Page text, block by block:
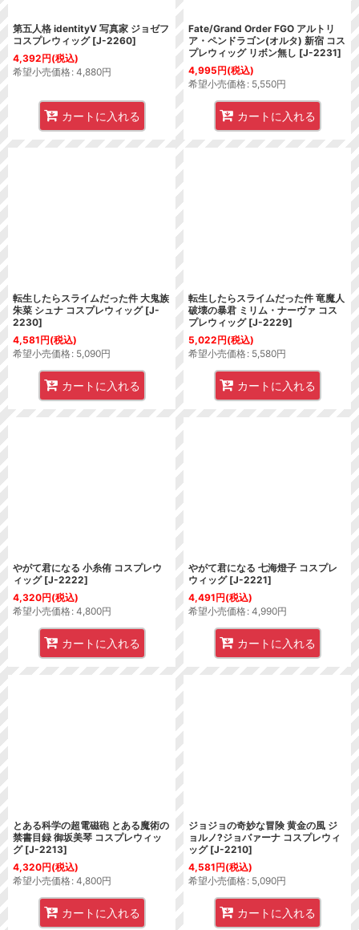
第五人格 identityV 写真家 ジョゼフ
コスプレウィッグ [J-2260]
4,392円(税込)
希望小売価格: 4,880円
カートに入れる
Fate/Grand Order FGO アルトリ
ア・ペンドラゴン(オルタ) 新宿 コス
プレウィッグ リボン無し [J-2231]
4,995円(税込)
希望小売価格: 5,550円
カートに入れる
転生したらスライムだった件 大鬼族
朱菜 シュナ コスプレウィッグ [J-
2230]
4,581円(税込)
希望小売価格: 5,090円
カートに入れる
転生したらスライムだった件 竜魔人
破壊の暴君 ミリム・ナーヴァ コス
プレウィッグ [J-2229]
5,022円(税込)
希望小売価格: 5,580円
カートに入れる
やがて君になる 小糸侑 コスプレウ
ィッグ [J-2222]
4,320円(税込)
希望小売価格: 4,800円
カートに入れる
やがて君になる 七海燈子 コスプレ
ウィッグ [J-2221]
4,491円(税込)
希望小売価格: 4,990円
カートに入れる
とある科学の超電磁砲 とある魔術の
禁書目録 御坂美琴 コスプレウィッ
グ [J-2213]
4,320円(税込)
希望小売価格: 4,800円
カートに入れる
ジョジョの奇妙な冒険 黄金の風 ジ
ョルノ?ジョバァーナ コスプレウィ
ッグ [J-2210]
4,581円(税込)
希望小売価格: 5,090円
カートに入れる